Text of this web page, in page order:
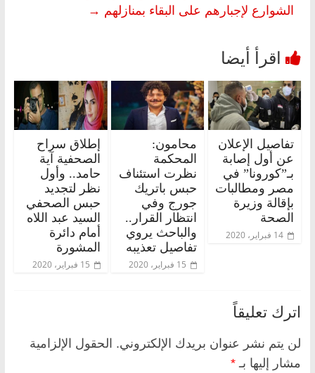
الشوارع لإجبارهم على البقاء بمنازلهم →
تفاصيل الإعلان
عن أول إصابة
بـ”كورونا” في
مصر ومطالبات
بإقالة وزيرة
الصحة
14 فبراير، 2020
محامون:
المحكمة
نظرت استئناف
حبس باتريك
جورج وفي
انتظار القرار..
والباحث يروي
تفاصيل تعذيبه
15 فبراير، 2020
إطلاق سراح
الصحفية آية
حامد.. وأول
نظر لتجديد
حبس الصحفي
السيد عبد اللاه
أمام دائرة
المشورة
15 فبراير، 2020
اترك تعليقاً
لن يتم نشر عنوان بريدك الإلكتروني. الحقول الإلزامية
مشار إليها بـ *